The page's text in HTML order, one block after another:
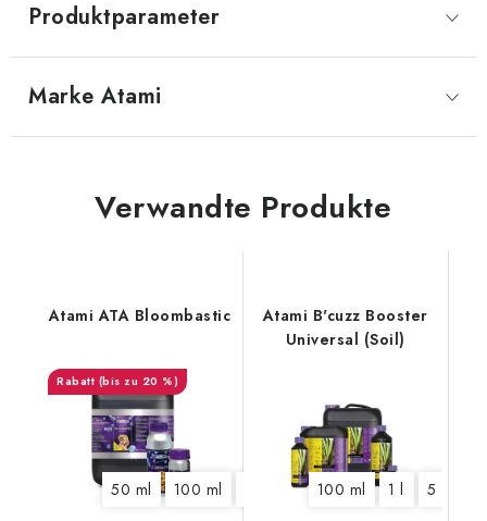
Produktparameter
Marke Atami
Verwandte Produkte
Atami ATA Bloombastic
(bis zu 20 %)
50 ml 100 ml 325 ml 1250 ml 5,5 l
Atami B'cuzz Booster
Universal (Soil)
100 ml 1 l 5 l